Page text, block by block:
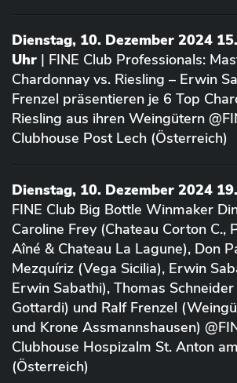
Dienstag, 10. Dezember 2024
Uhr | FINE Club Professionals:
Chardonnay vs. Riesling – Erwin
Frenzel präsentieren je 6 Top
Riesling aus ihren Weingütern
Clubhouse Post Lech (Österreich)
Dienstag, 10. Dezember 2024
FINE Club Big Bottle Winmaker
Caroline Frey (Chateau Corton C.,
Aîné & Chateau La Lagune), Don
Mezquíriz (Vega Sicilia), Erwin
Erwin Sabathi), Thomas
Gottardi) und Ralf Frenzel
und Krone Assmannshausen)
Clubhouse Hospizalm St. Anton
(Österreich)